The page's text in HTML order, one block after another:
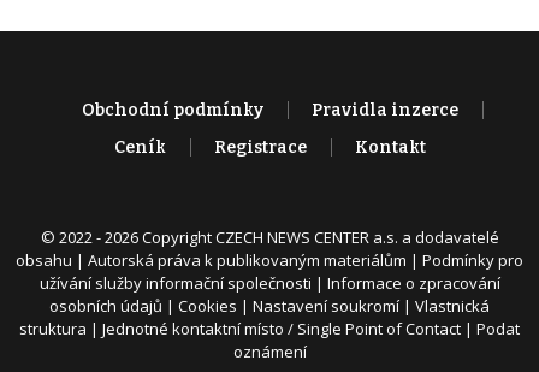
Obchodní podmínky
Pravidla inzerce
Ceník
Registrace Kontakt
© 2022 - 2026 Copyright CZECH NEWS CENTER a.s. a dodavatelé
obsahu | Autorská práva k publikovaným materiálům | Podmínky pro
užívání služby informační společnosti | Informace o zpracování
osobních údajů | Cookies | Nastavení soukromí | Vlastnická
struktura | Jednotné kontaktní místo / Single Point of Contact | Podat
oznámení